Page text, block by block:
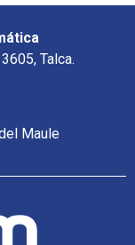
Talca.
Maule